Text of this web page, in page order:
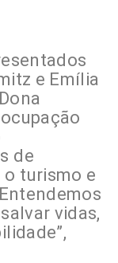
e Emília
de
turismo e
vidas,